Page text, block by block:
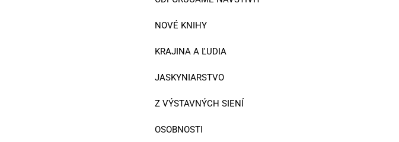
NOVÉ KNIHY
KRAJINA A ĽUDIA
JASKYNIARSTVO
Z VÝSTAVNÝCH SIENÍ
OSOBNOSTI